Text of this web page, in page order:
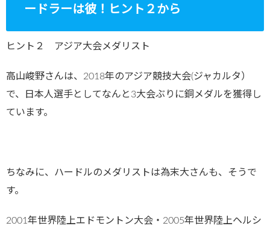
ードラーは彼！ヒント２から
ヒント２ アジア大会メダリスト
高山峻野さんは、2018年のアジア競技大会(ジャカルタ）
で、日本人選手としてなんと3大会ぶりに銅メダルを獲得し
ています。
ちなみに、ハードルのメダリストは為末大さんも、そうで
す。
2001年世界陸上エドモントン大会・2005年世界陸上ヘルシ